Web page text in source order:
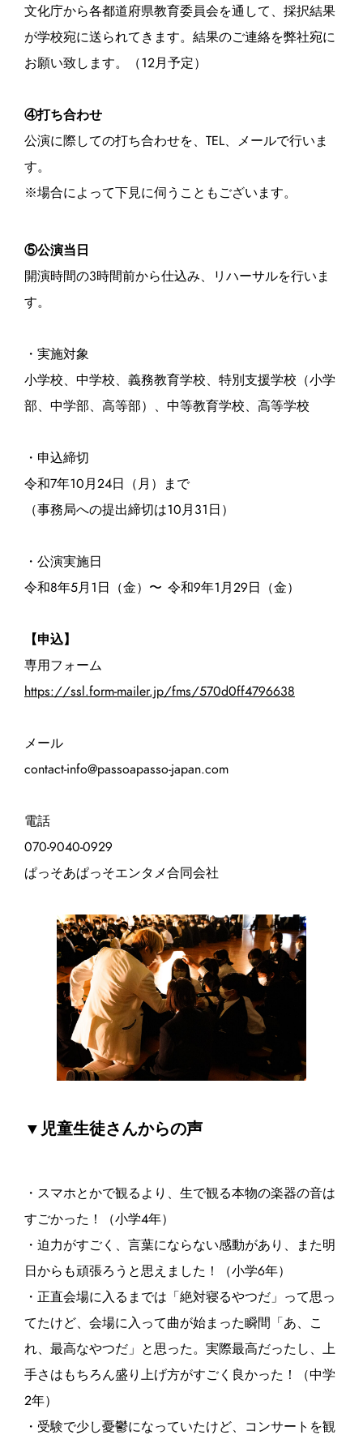
文化庁から各都道府県教育委員会を通して、採択結果
が学校宛に送られてきます。結果のご連絡を弊社宛に
お願い致します。（12月予定）
④打ち合わせ
公演に際しての打ち合わせを、TEL、メールで行いま
す。
※場合によって下見に伺うこともございます。
⑤公演当日
開演時間の3時間前から仕込み、リハーサルを行いま
す。
・実施対象
小学校、中学校、義務教育学校、特別⽀援学校（小学
部、中学部、⾼等部）、中等教育学校、⾼等学校
・申込締切
令和7年10月24日（月）まで
（事務局への提出締切は10月31日）
・公演実施日
令和8年5月1日（金）〜 令和9年1月29日（金）
【申込】
専用フォーム
https://ssl.form-mailer.jp/fms/570d0ff4796638
メール
contact-info@passoapasso-japan.com
電話
070-9040-0929
ぱっそあぱっそエンタメ合同会社
▼児童生徒さんからの声
・スマホとかで観るより、生で観る本物の楽器の音は
すごかった！（小学4年）
・迫力がすごく、言葉にならない感動があり、また明
日からも頑張ろうと思えました！（小学6年）
・正直会場に入るまでは「絶対寝るやつだ」って思っ
てたけど、会場に入って曲が始まった瞬間「あ、こ
れ、最高なやつだ」と思った。実際最高だったし、上
手さはもちろん盛り上げ方がすごく良かった！（中学
2年）
・受験で少し憂鬱になっていたけど、コンサートを観